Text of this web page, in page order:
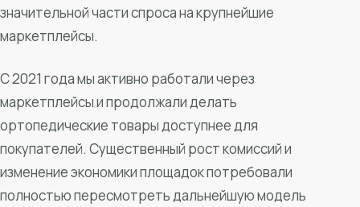
значительной части спроса на крупнейшие
маркетплейсы.
С 2021 года мы активно работали через
маркетплейсы и продолжали делать
ортопедические товары доступнее для
покупателей. Существенный рост комиссий и
изменение экономики площадок потребовали
полностью пересмотреть дальнейшую модель